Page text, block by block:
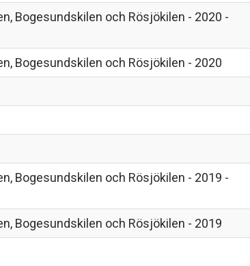
Bogesundskilen och Rösjökilen - 2020 -
Bogesundskilen och Rösjökilen - 2020
Bogesundskilen och Rösjökilen - 2019 -
Bogesundskilen och Rösjökilen - 2019